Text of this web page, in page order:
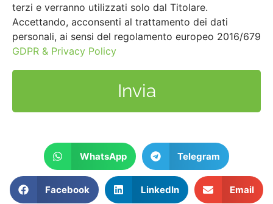
terzi e verranno utilizzati solo dal Titolare.
Accettando, acconsenti al trattamento dei dati
personali, ai sensi del regolamento europeo 2016/679
GDPR & Privacy Policy
Invia
WhatsApp Telegram
Facebook LinkedIn Email